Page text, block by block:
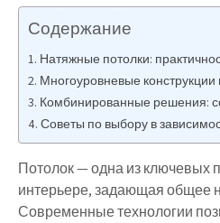
Содержание
Натяжные потолки:
Многоуровневые конструкции
Комбинированные решения:
Советы по выбору в
Потолок — одна из ключевых
интерьере, задающая общее
Современные технологии